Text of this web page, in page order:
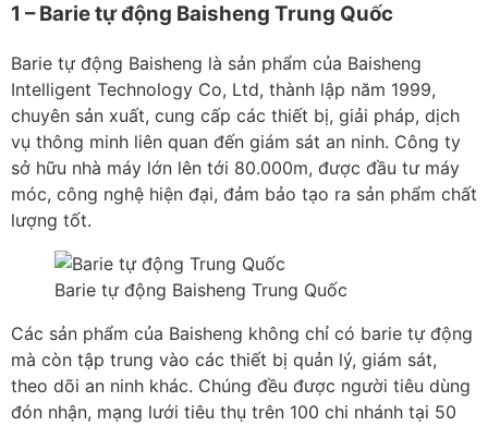
1 – Barie tự động Baisheng Trung Quốc
Barie tự động Baisheng là sản phẩm của Baisheng
Intelligent Technology Co, Ltd, thành lập năm 1999,
chuyên sản xuất, cung cấp các thiết bị, giải pháp, dịch
vụ thông minh liên quan đến giám sát an ninh. Công ty
sở hữu nhà máy lớn lên tới 80.000m, được đầu tư máy
móc, công nghệ hiện đại, đảm bảo tạo ra sản phẩm chất
lượng tốt.
Barie tự động Baisheng Trung Quốc
Các sản phẩm của Baisheng không chỉ có barie tự động
mà còn tập trung vào các thiết bị quản lý, giám sát,
theo dõi an ninh khác. Chúng đều được người tiêu dùng
đón nhận, mạng lưới tiêu thụ trên 100 chi nhánh tại 50